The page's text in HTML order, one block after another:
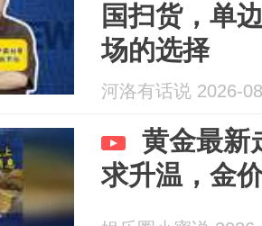
国扫货，单
场的选择
河洛有话说 2026-
黄金最新
求升温，金